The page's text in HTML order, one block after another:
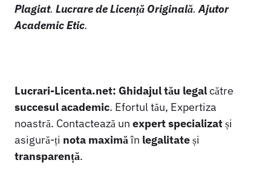
Plagiat. Lucrare de Licență Originală.Ajutor
Academic Etic.
Lucrari-Licenta.net: Ghidajul tău legalcătre
succesul academic. Efortul tău, Expertiza
noastră. Contactează un expert specializatși
asigură-ți nota maximăîn legalitateși
transparență.